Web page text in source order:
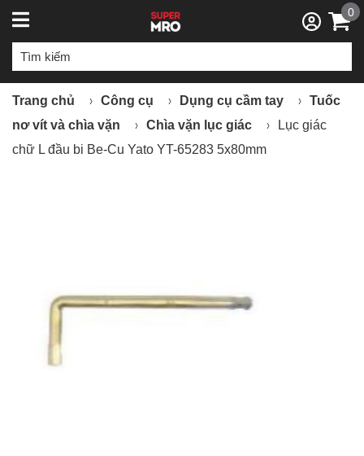
0
Trang chủ Công cụ Dụng cụ cầm tay
Tuốc
nơ vít và chìa vặn
Chìa vặn lục giác
Lục giác
chữ L đầu bi Be-Cu Yato YT-65283 5x80mm